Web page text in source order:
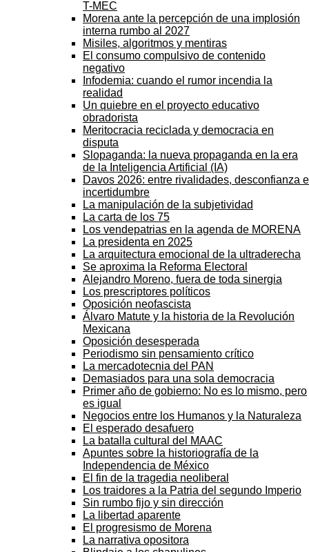
T-MEC
Morena ante la percepción de una implosión
interna rumbo al 2027
Misiles, algoritmos y mentiras
El consumo compulsivo de contenido
negativo
Infodemia: cuando el rumor incendia la
realidad
Un quiebre en el proyecto educativo
obradorista
Meritocracia reciclada y democracia en
disputa
Slopaganda: la nueva propaganda en la era
de la Inteligencia Artificial (IA)
Davos 2026: entre rivalidades, desconfianza e
incertidumbre
La manipulación de la subjetividad
La carta de los 75
Los vendepatrias en la agenda de MORENA
La presidenta en 2025
La arquitectura emocional de la ultraderecha
Se aproxima la Reforma Electoral
Alejandro Moreno, fuera de toda sinergia
Los prescriptores políticos
Oposición neofascista
Álvaro Matute y la historia de la Revolución
Mexicana
Oposición desesperada
Periodismo sin pensamiento crítico
La mercadotecnia del PAN
Demasiados para una sola democracia
Primer año de gobierno: No es lo mismo, pero
es igual
Negocios entre los Humanos y la Naturaleza
El esperado desafuero
La batalla cultural del MAAC
Apuntes sobre la historiografía de la
Independencia de México
El fin de la tragedia neoliberal
Los traidores a la Patria del segundo Imperio
Sin rumbo fijo y sin dirección
La libertad aparente
El progresismo de Morena
La narrativa opositora